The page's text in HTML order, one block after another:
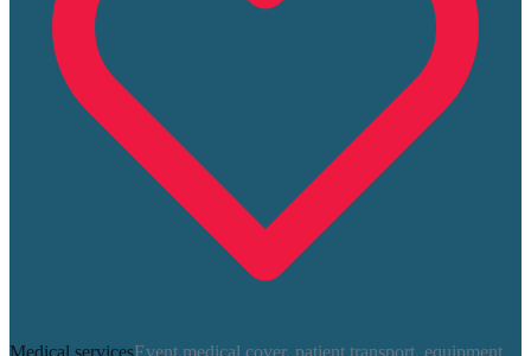
Medical servicesEvent medical cover, patient transport, equipment